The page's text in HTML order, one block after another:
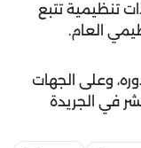
تنظيمية تتبع
العام.
وعلى الجهات
في الجريدة